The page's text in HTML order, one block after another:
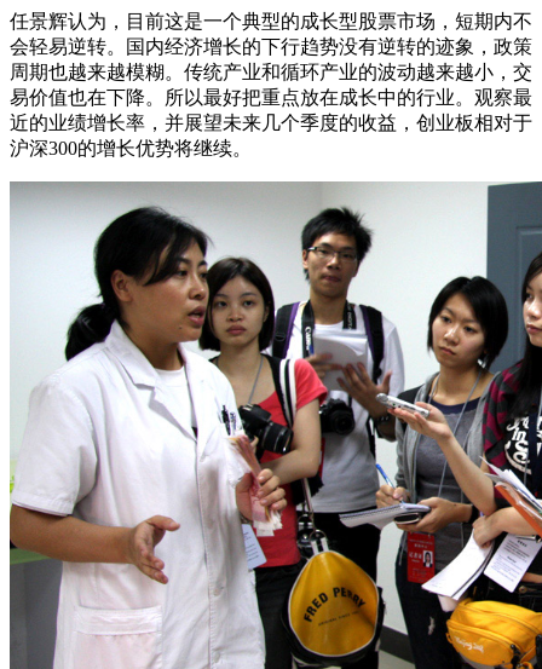
任景辉认为，目前这是一个典型的成长型股票市场，短期内不
会轻易逆转。国内经济增长的下行趋势没有逆转的迹象，政策
周期也越来越模糊。传统产业和循环产业的波动越来越小，交
易价值也在下降。所以最好把重点放在成长中的行业。观察最
近的业绩增长率，并展望未来几个季度的收益，创业板相对于
沪深300的增长优势将继续。